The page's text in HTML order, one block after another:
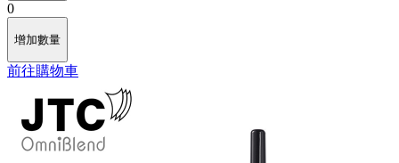
0
增加數量
前往購物車